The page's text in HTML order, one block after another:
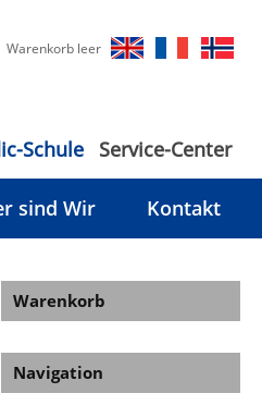
Warenkorb leer
Schule Service-Center
sind Wir Kontakt
Warenkorb
Navigation